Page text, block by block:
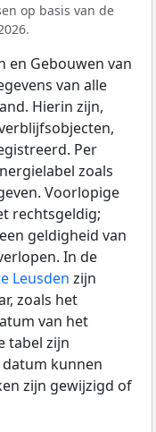
op basis van de
en Gebouwen van
van alle
Hierin zijn,
Per
zoals
Voorlopige
rechtsgeldig;
geldigheid van
In de
Leusden zijn
zoals het
van het
tabel zijn
datum kunnen
zijn gewijzigd of